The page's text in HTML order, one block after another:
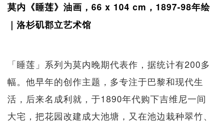
莫内《睡莲》油画，66 x 104 cm，1897-98年绘
｜洛杉矶郡立艺术馆
「睡莲」系列为莫内晚期代表作，据统计有200多
幅。他早年的创作主题，多专注于巴黎和现代生
活，后来名成利就，于1890年代购下吉维尼一间
大宅，把花园改建成大池塘，又在池边栽种翠竹、